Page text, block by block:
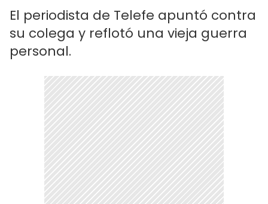
El periodista de Telefe apuntó contra
su colega y reflotó una vieja guerra
personal.